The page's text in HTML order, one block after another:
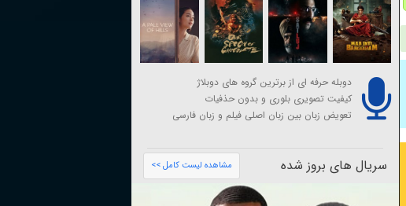
دوبله حرفه ای از برترین گروه های دوبلاژ
کیفیت تصویری بلوری و بدون حذفیات
تعویض زبان بین زبان اصلی فیلم و زبان فارسی
سریال های بروز شده مشاهده لیست کامل >>